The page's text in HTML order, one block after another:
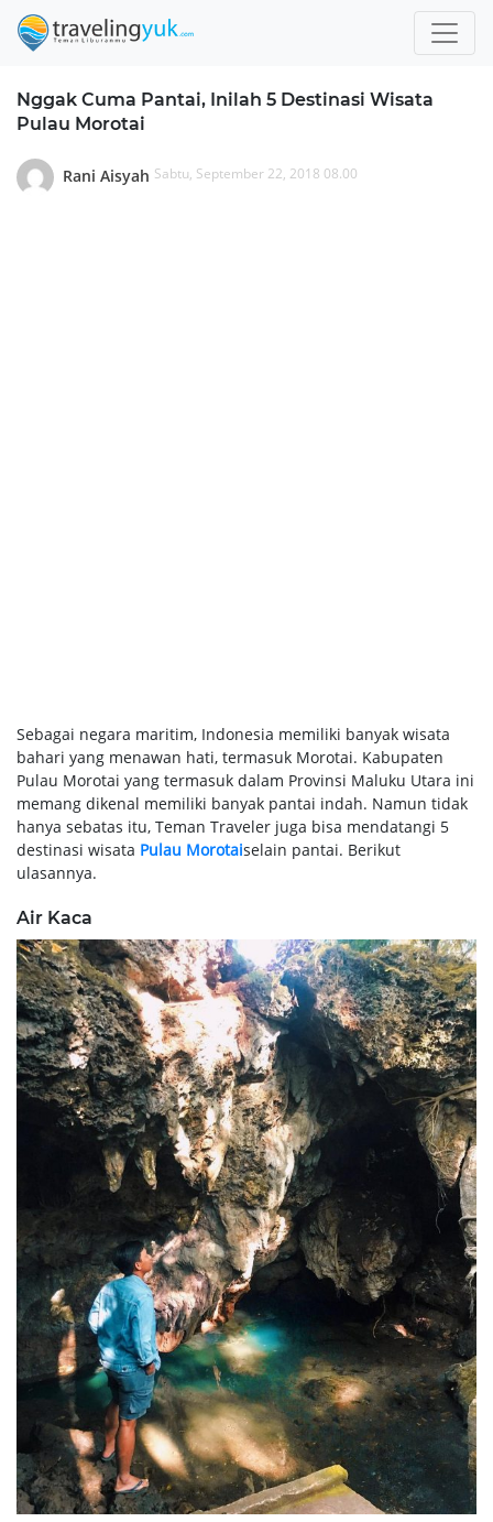
Nggak Cuma Pantai, Inilah 5 Destinasi Wisata
Pulau Morotai
Rani Aisyah Sabtu, September 22, 2018 08.00
Sebagai negara maritim, Indonesia memiliki banyak wisata
bahari yang menawan hati, termasuk Morotai. Kabupaten
Pulau Morotai yang termasuk dalam Provinsi Maluku Utara ini
memang dikenal memiliki banyak pantai indah. Namun tidak
hanya sebatas itu, Teman Traveler juga bisa mendatangi 5
destinasi wisata Pulau Morotaiselain pantai. Berikut
ulasannya.
Air Kaca